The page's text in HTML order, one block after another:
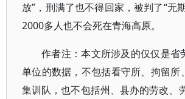
放”，刑满了也不得回家，被判了“无
2000多人也不会死在青海高原。
作者注：本文所涉及的仅仅是省
单位的数据，不包括看守所、拘留所
集训队，也不包括州、县办的劳改、